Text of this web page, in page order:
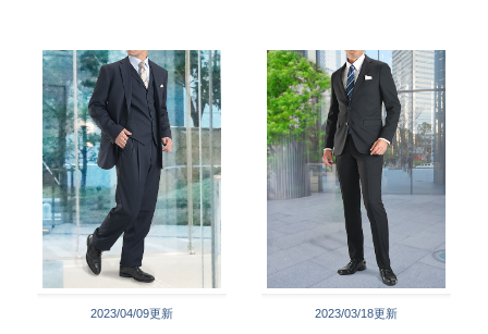
2023/04/09更新 2023/03/18更新